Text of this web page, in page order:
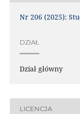
Nr 206 (2025):
DZIAŁ
Dział główny
LICENCJA